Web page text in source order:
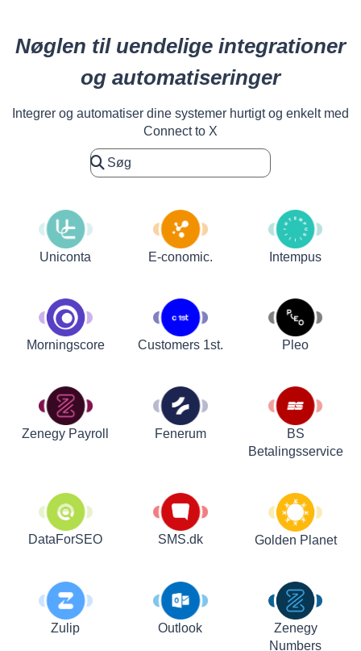
Nøglen til uendelige integrationer
og automatiseringer
Integrer og automatiser dine systemer hurtigt og enkelt med
Connect to X
Uniconta E-conomic. Intempus
Morningscore Customers 1st. Pleo
Zenegy Payroll Fenerum
BS
Betalingsservice
DataForSEO SMS.dk Golden Planet
Zulip Outlook
Zenegy
Numbers